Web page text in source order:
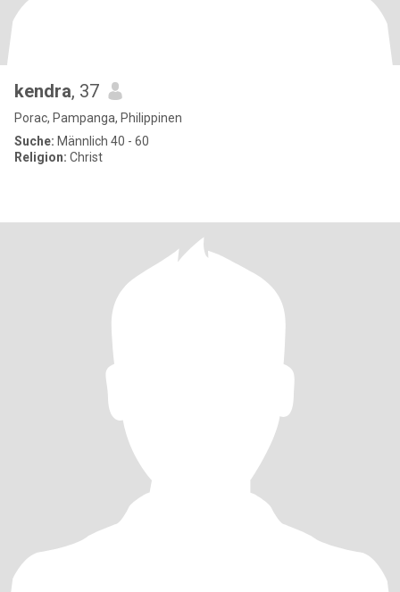
kendra, 37
Porac, Pampanga, Philippinen
Suche: Männlich 40 - 60
Religion: Christ